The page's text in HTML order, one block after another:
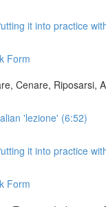
it into practice
Form
Cenare, Riposarsi,
'lezione' (6:52)
it into practice
Form